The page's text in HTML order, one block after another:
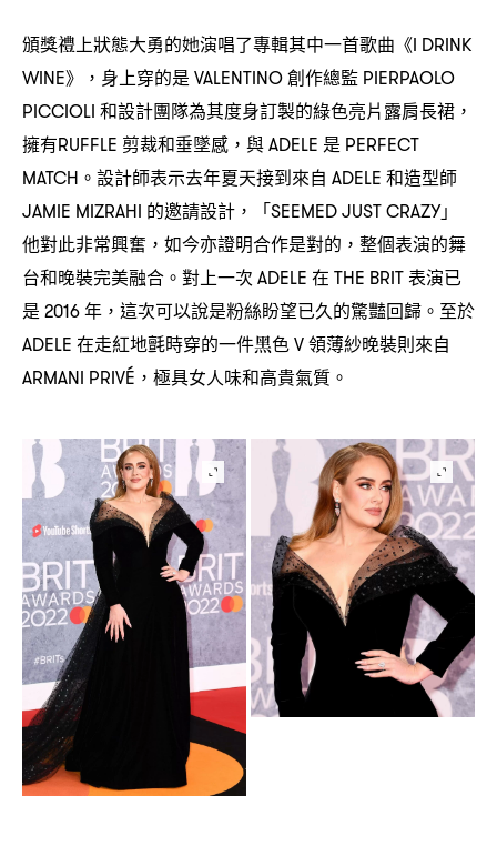
頒獎禮上狀態大勇的她演唱了專輯其中一首歌曲《I DRINK
WINE》 ， 身上穿的是 VALENTINO創作總監 PIERPAOLO
PICCIOLI 和設計團隊為其度身訂製的綠色亮片露肩長裙 ，
擁有RUFFLE 剪裁和垂墜感 ， 與ADELE 是 PERFECT
MATCH 。設計師表示去年夏天接到來自 ADELE 和造型師
JAMIE MIZRAHI 的邀請設計 ， 「SEEMED JUST CRAZY」
他對此非常興奮 ， 如今亦證明合作是對的 ， 整個表演的舞
台和晚裝完美融合。對上一次 ADELE 在 THE BRIT表演已
是 2016年 ， 這次可以說是粉絲盼望已久的驚豔回歸。至於
ADELE 在走紅地氈時穿的一件黑色V領薄紗晚裝則來自
ARMANI PRIVÉ， 極具女人味和高貴氣質。